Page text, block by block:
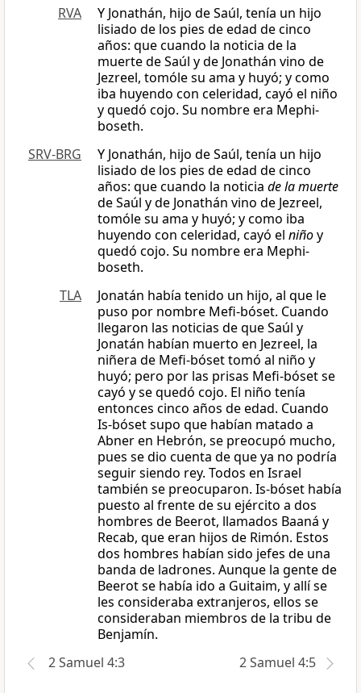
RVA
Y Jonathán, hijo de Saúl, tenía un hijo
lisiado de los pies de edad de cinco
años: que cuando la noticia de la
muerte de Saúl y de Jonathán vino de
Jezreel, tomóle su ama y huyó; y como
iba huyendo con celeridad, cayó el niño
y quedó cojo. Su nombre era Mephi-
boseth.
SRV-BRG
Y Jonathán, hijo de Saúl, tenía un hijo
lisiado de los pies de edad de cinco
años: que cuando la noticia de la muerte
de Saúl y de Jonathán vino de Jezreel,
tomóle su ama y huyó; y como iba
huyendo con celeridad, cayó el niñoy
quedó cojo. Su nombre era Mephi-
boseth.
TLA
Jonatán había tenido un hijo, al que le
puso por nombre Mefi-bóset. Cuando
llegaron las noticias de que Saúl y
Jonatán habían muerto en Jezreel, la
niñera de Mefi-bóset tomó al niño y
huyó; pero por las prisas Mefi-bóset se
cayó y se quedó cojo. El niño tenía
entonces cinco años de edad. Cuando
Is-bóset supo que habían matado a
Abner en Hebrón, se preocupó mucho,
pues se dio cuenta de que ya no podría
seguir siendo rey. Todos en Israel
también se preocuparon. Is-bóset había
puesto al frente de su ejército a dos
hombres de Beerot, llamados Baaná y
Recab, que eran hijos de Rimón. Estos
dos hombres habían sido jefes de una
banda de ladrones. Aunque la gente de
Beerot se había ido a Guitaim, y allí se
les consideraba extranjeros, ellos se
consideraban miembros de la tribu de
Benjamín.
2 Samuel 4:3
2 Samuel 4:5